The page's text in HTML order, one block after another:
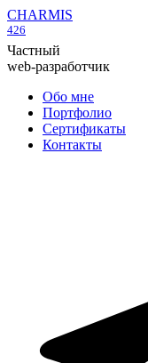
CHARMIS
426
Частный
web-разработчик
Обо мне
Портфолио
Сертификаты
Контакты